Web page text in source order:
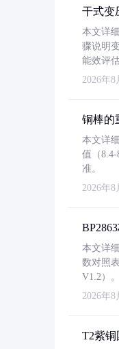
干式变
本文详
骤说明
能效评
2026年8
铜棒的
本文详
值（
准。
2026年8
本文详
数对照
V1.2）。
2026年8
T2紫